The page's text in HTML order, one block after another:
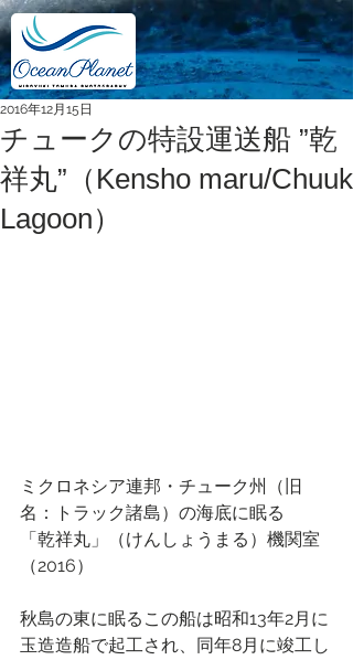
チュークの特設運送船 ”乾
祥丸”（Kensho maru/Chuuk
Lagoon）
2016年12月15日
ミクロネシア連邦・チューク州（旧
名：トラック諸島）の海底に眠る
「乾祥丸」（けんしょうまる）機関室
（2016）
秋島の東に眠るこの船は昭和13年2月に
玉造造船で起工され、同年8月に竣工し